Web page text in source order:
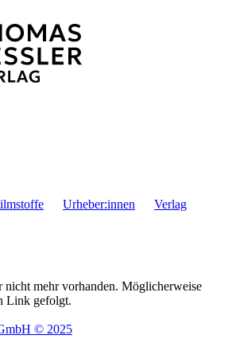
Urheber:innen Verlag
nicht mehr vorhanden. Möglicherweise
Link gefolgt.
© 2025